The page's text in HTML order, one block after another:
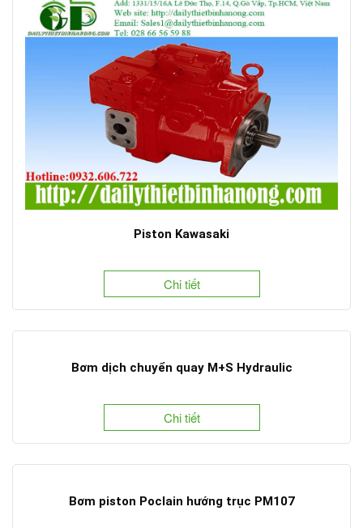
Piston Kawasaki
Chi tiết
Bơm dịch chuyển quay M+S Hydraulic
Chi tiết
Bơm piston Poclain hướng trục PM107